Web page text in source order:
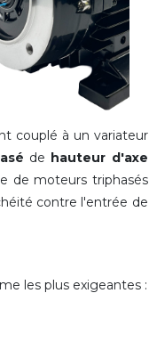
couplé à un variateur
de hauteur d'axe
de moteurs triphasés
contre l'entrée de
les plus exigeantes :